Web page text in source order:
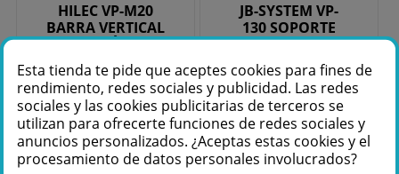
HILEC VP-M20
BARRA VERTICAL
CAJA ACÚSTICA
29,95 €
Añadir
JB-SYSTEM VP-
130 SOPORTE
0.70M - 1.30M
42,95 €
Añadir
Esta tienda te pide que aceptes cookies para fines de
rendimiento, redes sociales y publicidad. Las redes
sociales y las cookies publicitarias de terceros se
utilizan para ofrecerte funciones de redes sociales y
anuncios personalizados. ¿Aceptas estas cookies y el
procesamiento de datos personales involucrados?